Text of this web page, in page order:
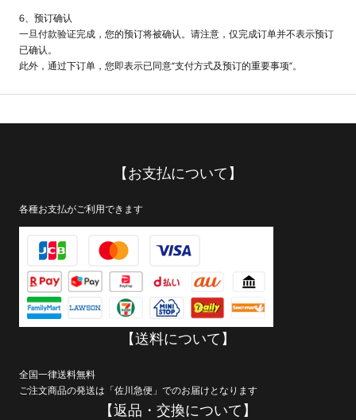
6、预订确认
一旦付款验证完成，您的预订将被确认。请注意，仅完成订单并不表示预订
已确认。
此外，通过下订单，您即表示已同意“支付方式及预订的重要事项”。
【お支払について】
各種お支払がご利用できます
【送料について】
全国一律送料無料
ご注文商品の発送は「佐川急便」でのお届けとなります
【返品・交換について】